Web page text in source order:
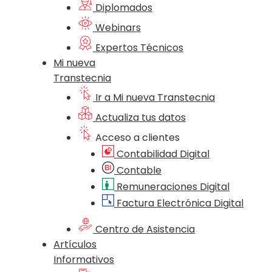
Diplomados
Webinars
Expertos Técnicos
Mi nueva
Transtecnia
Ir a Mi nueva Transtecnia
Actualiza tus datos
Acceso a clientes
Contabilidad Digital
Contable
Remuneraciones Digital
Factura Electrónica Digital
Centro de Asistencia
Artículos
Informativos